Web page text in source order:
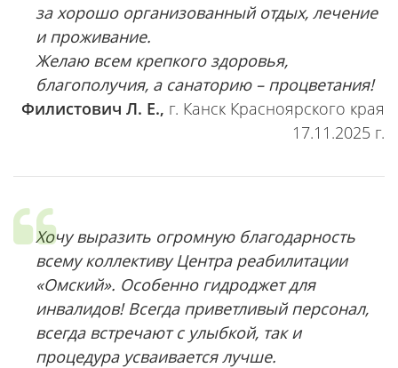
за хорошо организованный отдых, лечение
и проживание.
Желаю всем крепкого здоровья,
благополучия, а санаторию – процветания!
Филистович Л. Е., г. Канск Красноярского края
17.11.2025 г.
Хочу выразить огромную благодарность
всему коллективу Центра реабилитации
«Омский». Особенно гидроджет для
инвалидов! Всегда приветливый персонал,
всегда встречают с улыбкой, так и
процедура усваивается лучше.